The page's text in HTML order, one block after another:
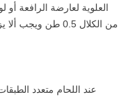
العلوية لعارضة الرافعة